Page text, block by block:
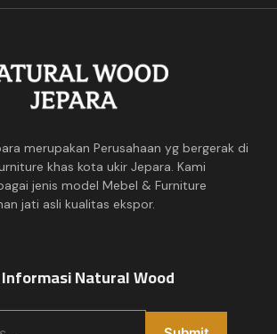
merupakan Perusahaan yg bergerak di
khas kota ukir Jepara. Kami
jenis model Mebel & Furniture
jati asli kualitas ekspor.
Natural Wood